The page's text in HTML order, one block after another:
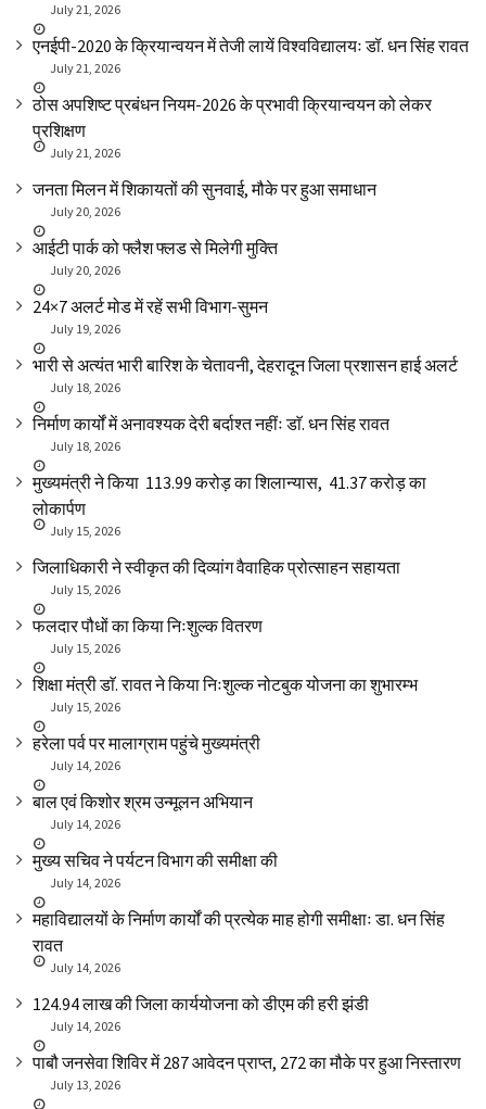
July 21, 2026
एनईपी-2020 के क्रियान्वयन में तेजी लायें विश्वविद्यालयः डॉ. धन सिंह रावत
July 21, 2026
ठोस अपशिष्ट प्रबंधन नियम-2026 के प्रभावी क्रियान्वयन को लेकर
प्रशिक्षण
July 21, 2026
जनता मिलन में शिकायतों की सुनवाई, मौके पर हुआ समाधान
July 20, 2026
आईटी पार्क को फ्लैश फ्लड से मिलेगी मुक्ति
July 20, 2026
24×7 अलर्ट मोड में रहें सभी विभाग-सुमन
July 19, 2026
भारी से अत्यंत भारी बारिश के चेतावनी, देहरादून जिला प्रशासन हाई अलर्ट
July 18, 2026
निर्माण कार्यों में अनावश्यक देरी बर्दाश्त नहींः डाॅ. धन सिंह रावत
July 18, 2026
मुख्यमंत्री ने किया ₹ 113.99 करोड़ का शिलान्यास, ₹ 41.37 करोड़ का
लोकार्पण
July 15, 2026
जिलाधिकारी ने स्वीकृत की दिव्यांग वैवाहिक प्रोत्साहन सहायता
July 15, 2026
फलदार पौधों का किया निःशुल्क वितरण
July 15, 2026
शिक्षा मंत्री डाॅ. रावत ने किया निःशुल्क नोटबुक योजना का शुभारम्भ
July 15, 2026
हरेला पर्व पर मालाग्राम पहुंचे मुख्यमंत्री
July 14, 2026
बाल एवं किशोर श्रम उन्मूलन अभियान
July 14, 2026
मुख्य सचिव ने पर्यटन विभाग की समीक्षा की
July 14, 2026
महाविद्यालयों के निर्माण कार्यों की प्रत्येक माह होगी समीक्षाः डा. धन सिंह
रावत
July 14, 2026
₹124.94 लाख की जिला कार्ययोजना को डीएम की हरी झंडी
July 14, 2026
पाबौ जनसेवा शिविर में 287 आवेदन प्राप्त, 272 का मौके पर हुआ निस्तारण
July 13, 2026